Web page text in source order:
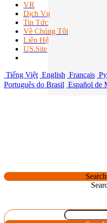
VR
Dịch Vụ
Tin Tức
Về Chúng Tôi
Liên Hệ
US.Site
Tiếng Việt English Français
Português do Brasil Español de